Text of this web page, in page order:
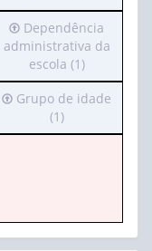
para
o
cabeçalho
(possui
apenas
1
valor):
Irá
para
cabeçalho
(possui
apenas
1
da
Dependência
administrativa da
escola (1)
Irá
o
valor):
Grupo de idade
(1)